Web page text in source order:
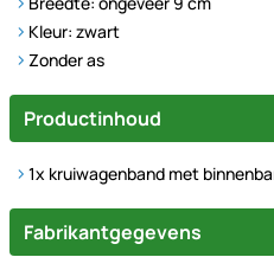
Kleur: zwart
Zonder as
Productinhoud
1x kruiwagenband met
Fabrikantgegevens